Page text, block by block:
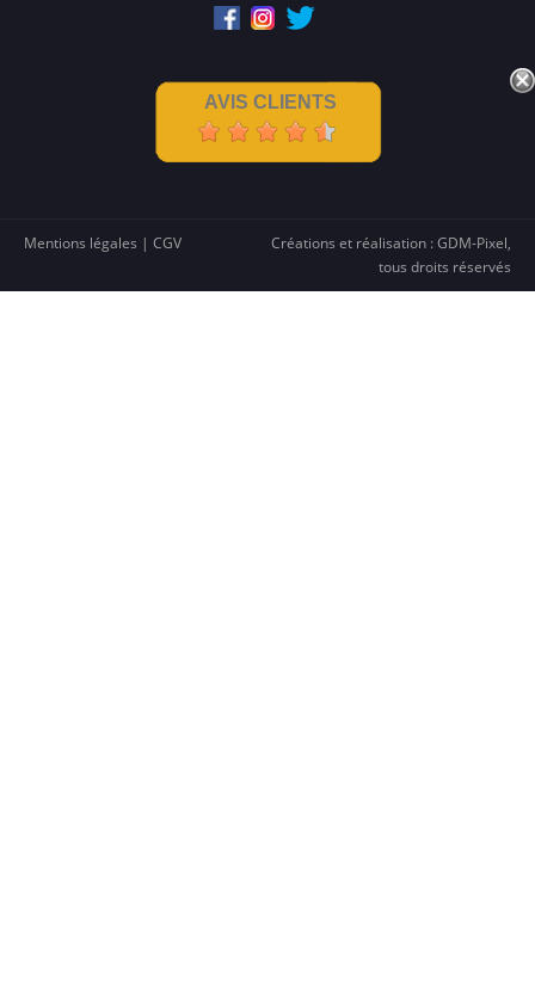
AVIS CLIENTS
Mentions légales | CGV Créations et réalisation :GDM-Pixel,
tous droits réservés